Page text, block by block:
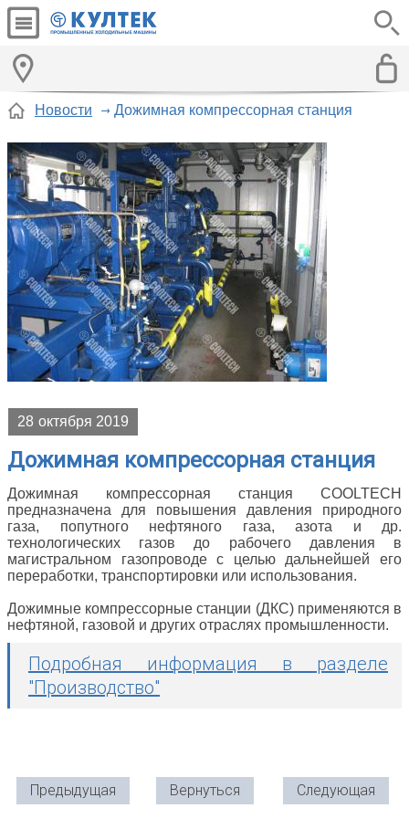
Новости Дожимная компрессорная станция
28 октября 2019
Дожимная компрессорная станция
Дожимная компрессорная станция COOLTECH
предназначена для повышения давления природного
газа, попутного нефтяного газа, азота и др.
технологических газов до рабочего давления в
магистральном газопроводе с целью дальнейшей его
переработки, транспортировки или использования.
Дожимные компрессорные станции (ДКС) применяются в
нефтяной, газовой и других отраслях промышленности.
Подробная информация в разделе
"Производство"
Предыдущая Вернуться Следующая